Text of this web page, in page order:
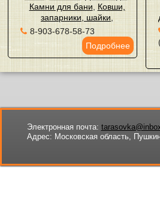
Камни для бани
Ковши,
запарники, шайки
8-903-678-58-73
Подробнее
Электронная почта:
Адрес: Московская область,